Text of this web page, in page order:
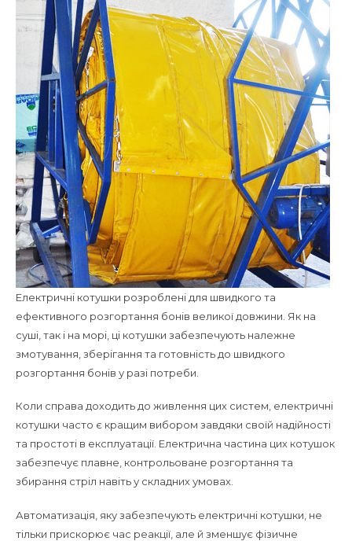
Електричні котушки розроблені для швидкого та
ефективного розгортання бонів великої довжини. Як на
суші, так і на морі, ці котушки забезпечують належне
змотування, зберігання та готовність до швидкого
розгортання бонів у разі потреби.
Коли справа доходить до живлення цих систем, електричні
котушки часто є кращим вибором завдяки своїй надійності
та простоті в експлуатації. Електрична частина цих котушок
забезпечує плавне, контрольоване розгортання та
збирання стріл навіть у складних умовах.
Автоматизація, яку забезпечують електричні котушки, не
тільки прискорює час реакції, але й зменшує фізичне